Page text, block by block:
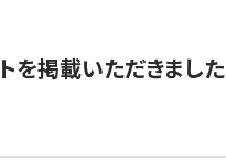
を掲載いただきました